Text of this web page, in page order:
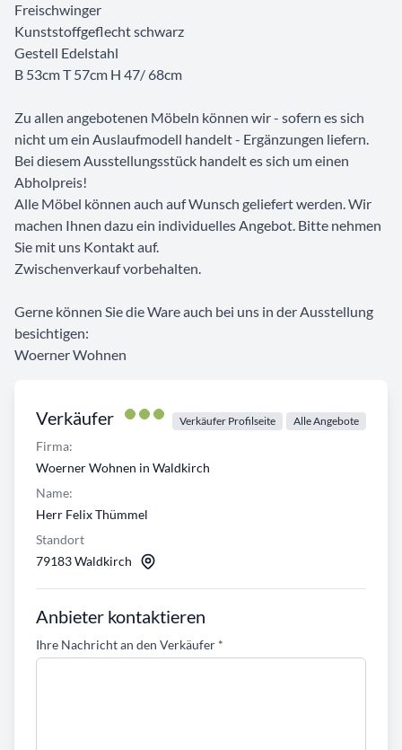
Verkäufer Verkäufer Profilseite Alle Angebote
Firma:
Woerner Wohnen in Waldkirch
Name:
Herr Felix Thümmel
Standort
79183 Waldkirch
Anbieter kontaktieren
Ihre Nachricht an den Verkäufer *
Freischwinger
Kunststoffgeflecht schwarz
Gestell Edelstahl
B 53cm T 57cm H 47/ 68cm
Zu allen angebotenen Möbeln können wir - sofern es sich
nicht um ein Auslaufmodell handelt - Ergänzungen liefern.
Bei diesem Ausstellungsstück handelt es sich um einen
Abholpreis!
Alle Möbel können auch auf Wunsch geliefert werden. Wir
machen Ihnen dazu ein individuelles Angebot. Bitte nehmen
Sie mit uns Kontakt auf.
Zwischenverkauf vorbehalten.
Gerne können Sie die Ware auch bei uns in der Ausstellung
besichtigen:
Woerner Wohnen